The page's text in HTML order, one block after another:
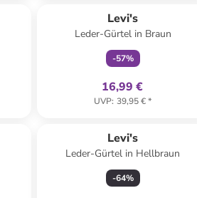
Levi's
Leder-Gürtel in Braun
-57%
16,99 €
UVP: 39,95 €*
Levi's
Leder-Gürtel in Hellbraun
-64%